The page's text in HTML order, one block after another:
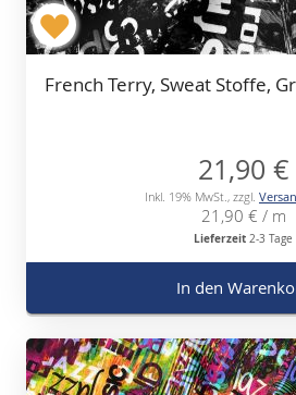
French Terry, Sweat Stoffe,
21,90 €
Inkl. 19% MwSt., zzgl.
21,90 € / m
Lieferzeit 2-3 Tage
In den